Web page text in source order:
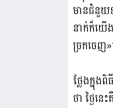
មានជំនួយ
នាក់ក៏យើ
ច្រកចេញ
ថ្លែងក្នុ
ថា ថ្ងៃន